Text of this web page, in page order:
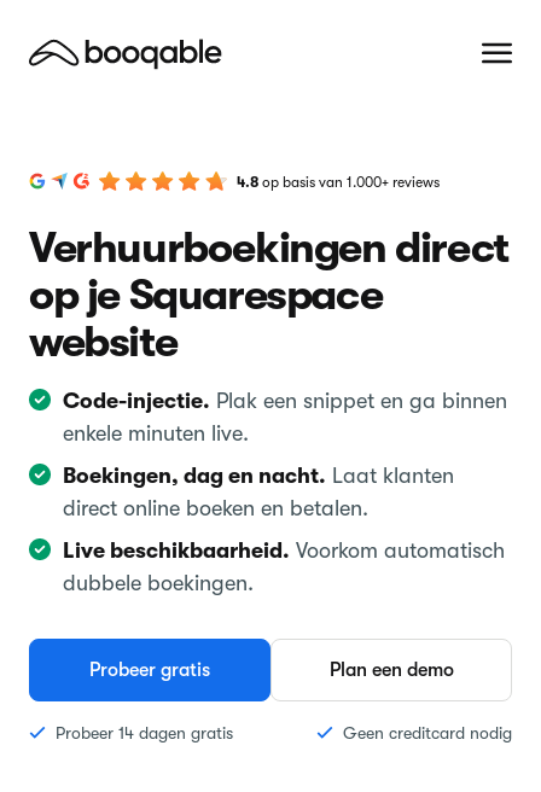
4.8 op basis van 1.000+ reviews
Verhuurboekingen direct
op je Squarespace
website
Code-injectie. Plak een snippet en ga binnen
enkele minuten live.
Boekingen, dag en nacht. Laat klanten
direct online boeken en betalen.
Live beschikbaarheid. Voorkom automatisch
dubbele boekingen.
Probeer gratis Plan een demo
Probeer 14 dagen gratis Geen creditcard nodig